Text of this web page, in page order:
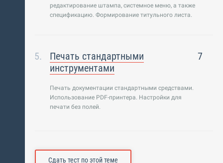
редактирование штампа, системное меню, а также
спецификацию. Формирование титульного листа.
Печать стандартными
инструментами
7
Печать документации стандартными средствами.
Использование PDF-принтера. Настройки для
печати без полей.
Сдать тест по этой теме